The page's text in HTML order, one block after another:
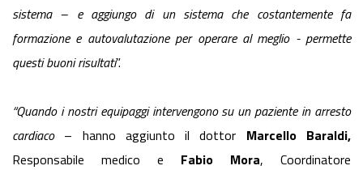
sistema – e aggiungo di un sistema che costantemente fa
formazione e autovalutazione per operare al meglio - permette
questi buoni risultati”.
“Quando i nostri equipaggi intervengono su un paziente in arresto
cardiaco – hanno aggiunto il dottor Marcello Baraldi,
Responsabile medico e Fabio Mora, Coordinatore